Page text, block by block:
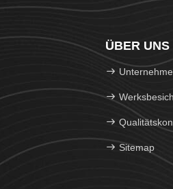
ÜBER UNS
Sitemap